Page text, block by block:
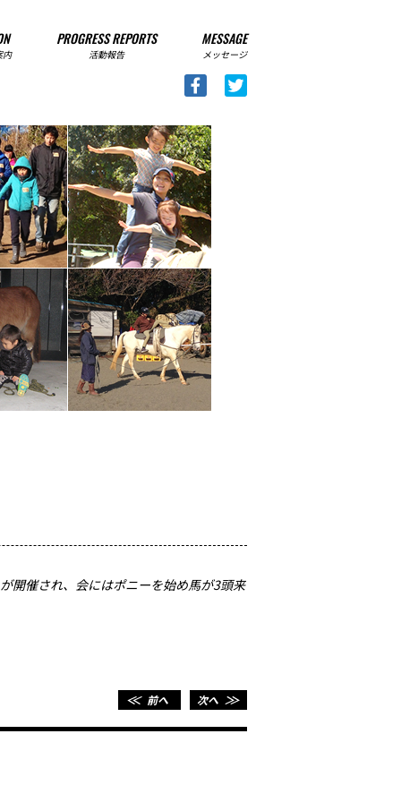
内
PROGRESS REPORTS
活動報告
MESSAGE
メッセージ
開催され、会にはポニーを始め馬が3頭来
＜＜前へ 次へ＞＞